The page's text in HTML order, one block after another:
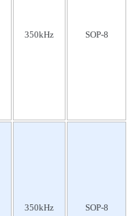
350kHz SOP-8
350kHz SOP-8